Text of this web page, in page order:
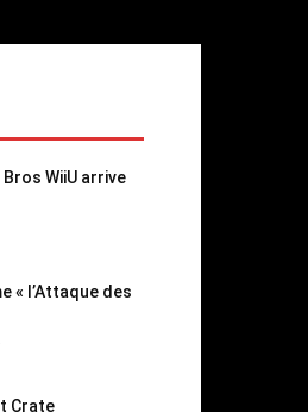
WiiU arrive
« l’Attaque des
Crate